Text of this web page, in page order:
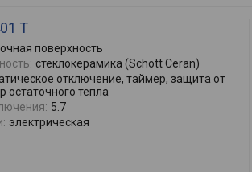
T
поверхность
стеклокерамика (Schott Ceran)
отключение, таймер, защита от
остаточного тепла
5.7
электрическая